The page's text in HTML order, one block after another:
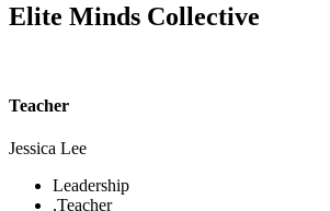
Elite Minds Collective
Teacher
Jessica Lee
Leadership
,Teacher